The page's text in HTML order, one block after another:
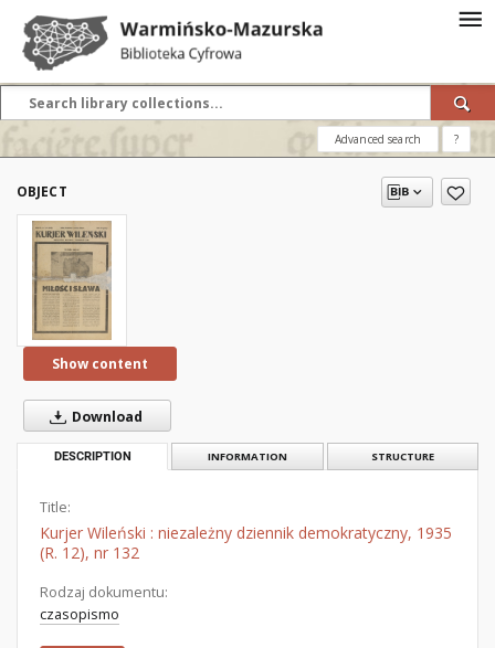
Advanced search ?
OBJECT
Show content
Download
DESCRIPTION INFORMATION STRUCTURE
Title:
Kurjer Wileński : niezależny dziennik demokratyczny, 1935
(R. 12), nr 132
Rodzaj dokumentu:
czasopismo